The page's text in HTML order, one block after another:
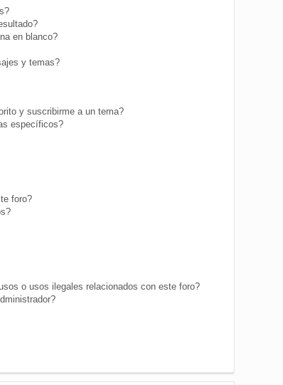
en blanco?
y temas?
y suscribirme a un tema?
específicos?
foro?
o usos ilegales relacionados con este foro?